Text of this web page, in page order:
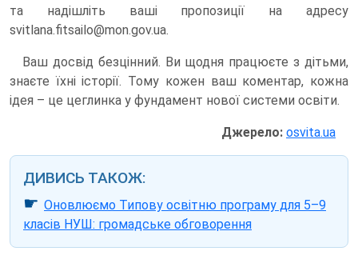
та надішліть ваші пропозиції на адресу
svitlana.fitsailo@mon.gov.ua.
Ваш досвід безцінний. Ви щодня працюєте з дітьми,
знаєте їхні історії. Тому кожен ваш коментар, кожна
ідея – це цеглинка у фундамент нової системи освіти.
Джерело: osvita.ua
ДИВИСЬ ТАКОЖ:
☛ Оновлюємо Типову освітню програму для 5–9
класів НУШ: громадське обговорення